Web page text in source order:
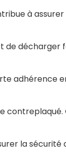
à assurer
de décharger
adhérence
la sécurité